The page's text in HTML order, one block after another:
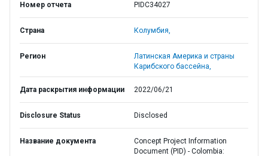
Номер отчета PIDC34027
Страна Колумбия,
Регион
Латинская Америка и страны
Карибского бассейна,
Дата раскрытия информации 2022/06/21
Disclosure Status Disclosed
Название документа
Concept Project Information
Document (PID) - Colombia: